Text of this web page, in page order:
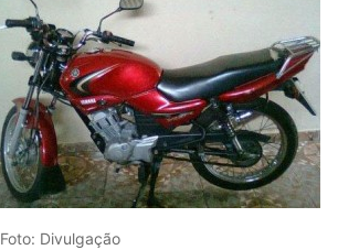
Foto: Divulgação